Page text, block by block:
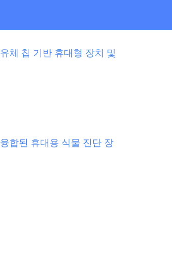
체 칩 기반 휴대형 장치 및
합된 휴대용 식물 진단 장